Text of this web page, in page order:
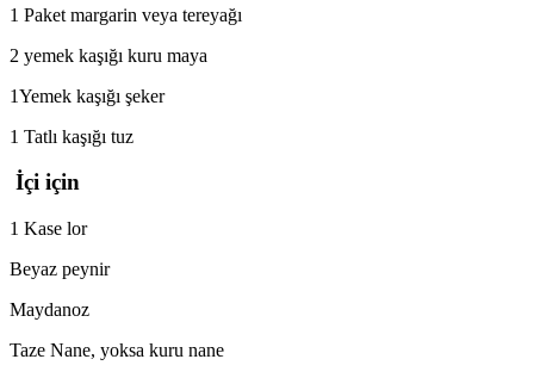
1 Paket margarin veya tereyağı
2 yemek kaşığı kuru maya
1Yemek kaşığı şeker
1 Tatlı kaşığı tuz
İçi için
1 Kase lor
Beyaz peynir
Maydanoz
Taze Nane, yoksa kuru nane